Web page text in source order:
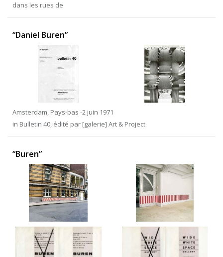
dans les rues de
“Daniel Buren”
Amsterdam, Pays-bas -2 juin 1971
in Bulletin 40, édité par [galerie] Art & Project
“Buren”